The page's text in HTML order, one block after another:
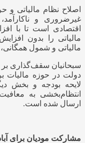
اصلاح نظام مالیاتی
غیرضروری و
اقتصادی است تا با
مالیاتی را بدون
مالیاتی و شمول
سبحانیان سقف‌گذاری بر
دولت در حوزه مالیات
لایحه بودجه و بخش
انتظام‌بخشی به
ارسال شده است.
مشارکت مودیان برای